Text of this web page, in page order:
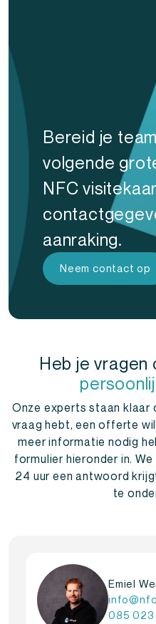
Bereid je
volgende
NFC
aanraking.
Neem contact op
Heb je vragen
Onze experts staan klaar
vraag hebt, een offerte
meer informatie nodig
formulier hieronder in.
24 uur een antwoord
te
Emiel
085 023